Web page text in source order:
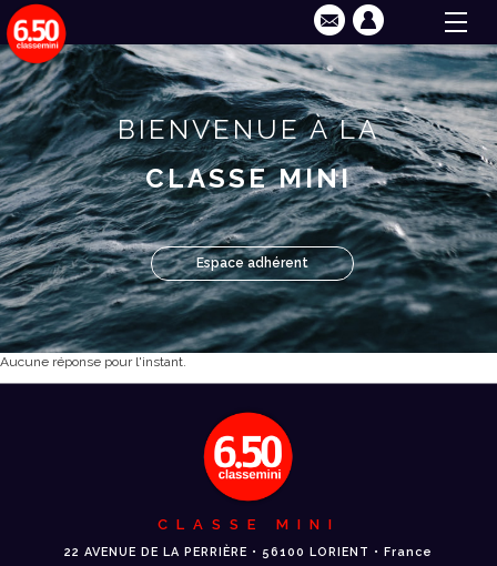
BIENVENUE À LA
CLASSE MINI
Espace adhérent
Aucune réponse pour l'instant.
CLASSE MINI
22 AVENUE DE LA PERRIÈRE • 56100 LORIENT • France